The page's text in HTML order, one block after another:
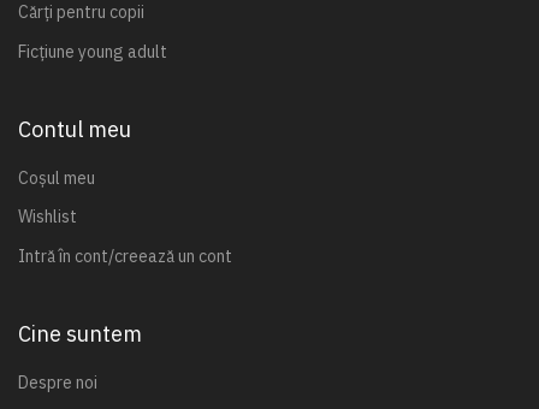
Cărți pentru copii
Ficțiune young adult
Contul meu
Coșul meu
Wishlist
Intră în cont/creează un cont
Cine suntem
Despre noi